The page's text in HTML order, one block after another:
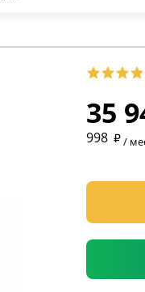
35
998 /
*
*